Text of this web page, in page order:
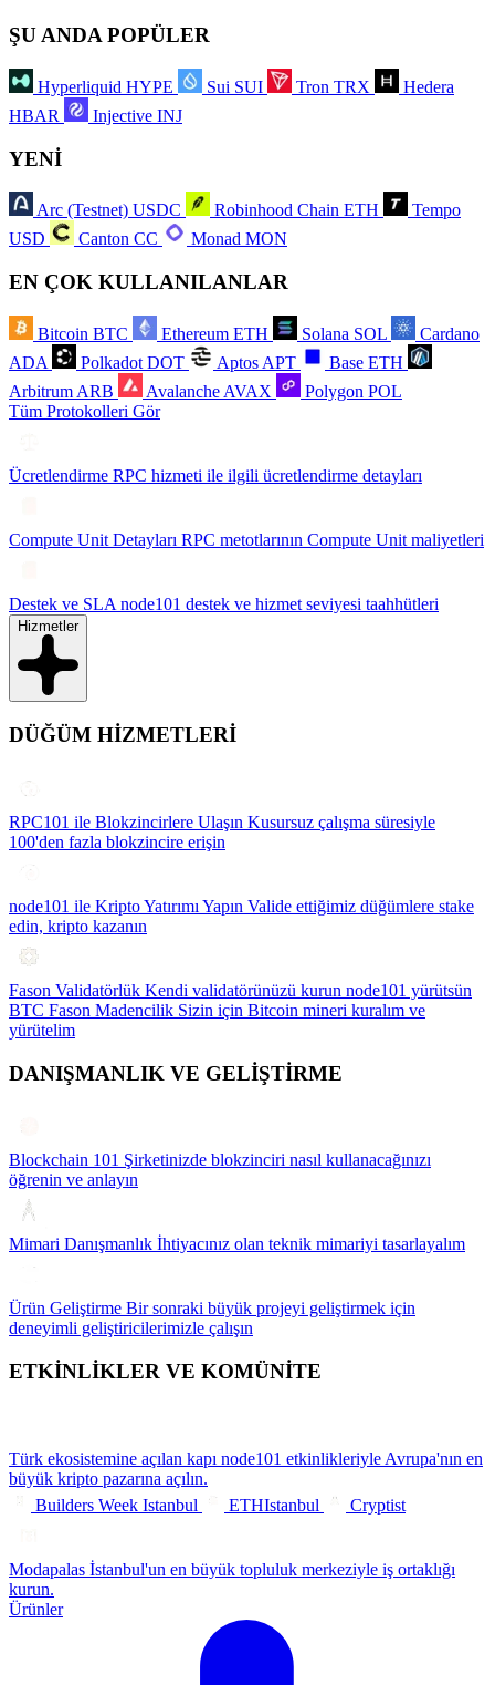
ŞU ANDA POPÜLER
Hyperliquid HYPE Sui SUI Tron TRX
Hedera
HBAR
Injective INJ
YENİ
Arc (Testnet) USDC Robinhood Chain ETH
Tempo
USD
Canton CC Monad MON
EN ÇOK KULLANILANLAR
Bitcoin BTC Ethereum ETH Solana SOL
Cardano
ADA
Polkadot DOT Aptos APT Base ETH
Arbitrum ARB Avalanche AVAX Polygon POL
Tüm Protokolleri Gör
Ücretlendirme RPC hizmeti ile ilgili ücretlendirme detayları
Compute Unit Detayları RPC metotlarının Compute Unit maliyetleri
Destek ve SLA node101 destek ve hizmet seviyesi taahhütleri
Hizmetler
DÜĞÜM HİZMETLERİ
RPC101 ile Blokzincirlere Ulaşın Kusursuz çalışma süresiyle
100'den fazla blokzincire erişin
node101 ile Kripto Yatırımı Yapın Valide ettiğimiz düğümlere stake
edin, kripto kazanın
Fason Validatörlük Kendi validatörünüzü kurun node101 yürütsün
BTC Fason Madencilik Sizin için Bitcoin mineri kuralım ve
yürütelim
DANIŞMANLIK VE GELİŞTİRME
Blockchain 101 Şirketinizde blokzinciri nasıl kullanacağınızı
öğrenin ve anlayın
Mimari Danışmanlık İhtiyacınız olan teknik mimariyi tasarlayalım
Ürün Geliştirme Bir sonraki büyük projeyi geliştirmek için
deneyimli geliştiricilerimizle çalışın
ETKİNLİKLER VE KOMÜNİTE
Türk ekosistemine açılan kapı node101 etkinlikleriyle Avrupa'nın en
büyük kripto pazarına açılın.
Builders Week Istanbul
ETHIstanbul Cryptist
Modapalas İstanbul'un en büyük topluluk merkeziyle iş ortaklığı
kurun.
Ürünler